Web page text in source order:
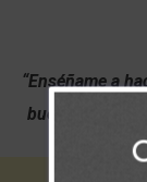
“Enséñame a
buen espíritu